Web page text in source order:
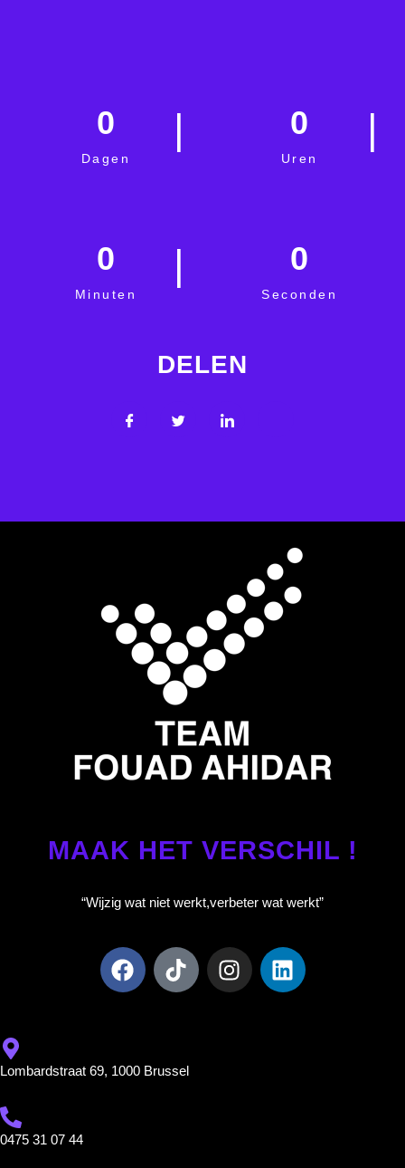
0
Dagen
0
Uren
0
Minuten
0
Seconden
DELEN
MAAK HET VERSCHIL !
“Wijzig wat niet werkt,verbeter wat werkt”
Lombardstraat 69, 1000 Brussel
0475 31 07 44